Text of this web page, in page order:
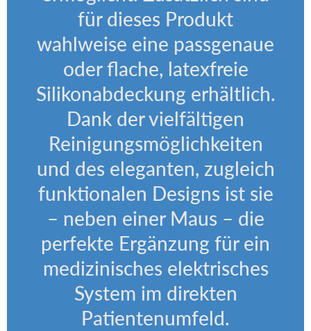
für dieses Produkt
wahlweise eine passgenaue
oder flache, latexfreie
Silikonabdeckung erhältlich.
Dank der vielfältigen
Reinigungsmöglichkeiten
und des eleganten, zugleich
funktionalen Designs ist sie
– neben einer Maus – die
perfekte Ergänzung für ein
medizinisches elektrisches
System im direkten
Patientenumfeld.